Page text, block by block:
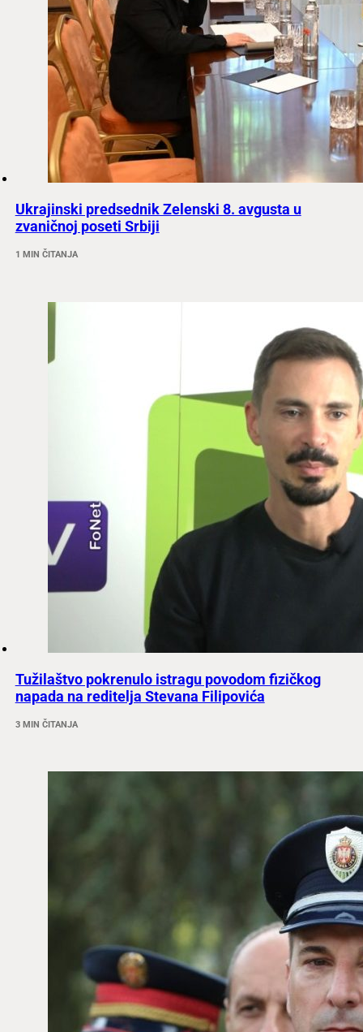
Ukrajinski predsednik Zelenski 8. avgusta u
zvaničnoj poseti Srbiji
1 MIN ČITANJA
Tužilaštvo pokrenulo istragu povodom fizičkog
napada na reditelja Stevana Filipovića
3 MIN ČITANJA